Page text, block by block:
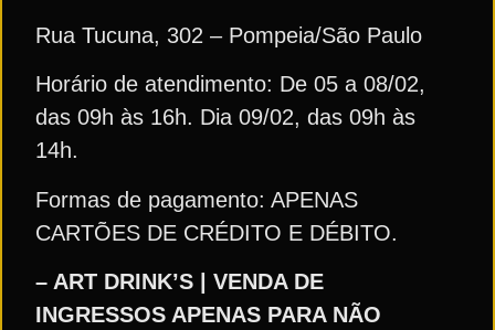
Rua Tucuna, 302 – Pompeia/São Paulo
Horário de atendimento: De 05 a 08/02,
das 09h às 16h. Dia 09/02, das 09h às
14h.
Formas de pagamento: APENAS
CARTÕES DE CRÉDITO E DÉBITO.
– ART DRINK’S | VENDA DE
INGRESSOS APENAS PARA NÃO